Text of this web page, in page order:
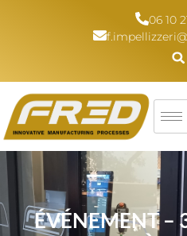
06 10
ÉVÉNEMENT –